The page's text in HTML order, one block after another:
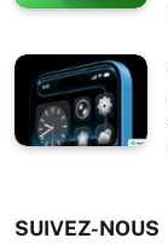
SUIVEZ-NOUS